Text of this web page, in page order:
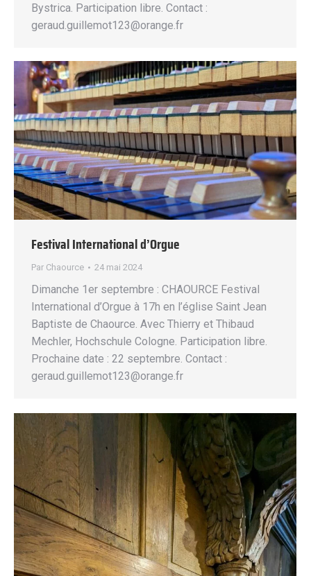
Bystrica. Participation libre. Contact :
geraud.guillemot123@orange.fr
Festival International d’Orgue
Par Chaource 24 mai 2024
Dimanche 1er septembre : CHAOURCE Festival
International d’Orgue à 17h en l’église Saint Jean
Baptiste de Chaource. Avec Thierry et Thibaud
Mechler, Hochschule Cologne. Participation libre.
Prochaine date : 22 septembre. Contact :
geraud.guillemot123@orange.fr